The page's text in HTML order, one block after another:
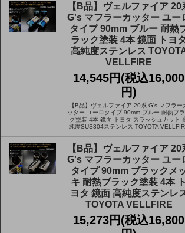
【B品】ヴェルファイア 20
G's マフラーカッター ユー
タイプ 90mm ブルー 耐熱
ラック塗装 4本 鏡面 トヨタ
高純度ステンレス
VELLFIRE
14,545円(税込16,000
円)
【B品】ヴェルファイア 20系 G's マフラー
ッター ユーロタイプ 90mm ブルー 耐熱ブラ
ク塗装 4本 鏡面 トヨタ スラッシュカット
純度SUS304ステンレス TOYOTA
【B品】ヴェルファイア 20
G's マフラーカッター ユー
タイプ 90mm ブラックメ
キ 耐熱ブラック塗装 4本 ト
ヨタ 鏡面 高純度ステンレ
TOYOTA VELLFIRE
15,273円(税込16,800